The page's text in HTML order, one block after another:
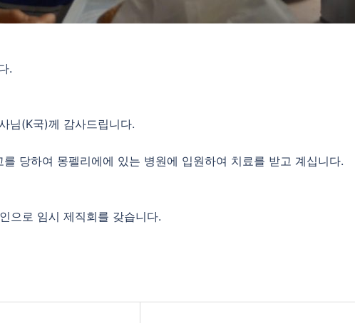
.
님(K국)께 감사드립니다.
당하여 몽펠리에에 있는 병원에 입원하여 치료를 받고 계십니다.
으로 임시 제직회를 갖습니다.